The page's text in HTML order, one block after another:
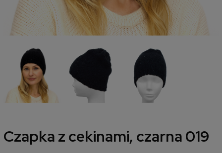
Czapka z cekinami, czarna 019